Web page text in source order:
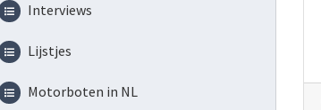
Interviews
Lijstjes
Motorboten in NL